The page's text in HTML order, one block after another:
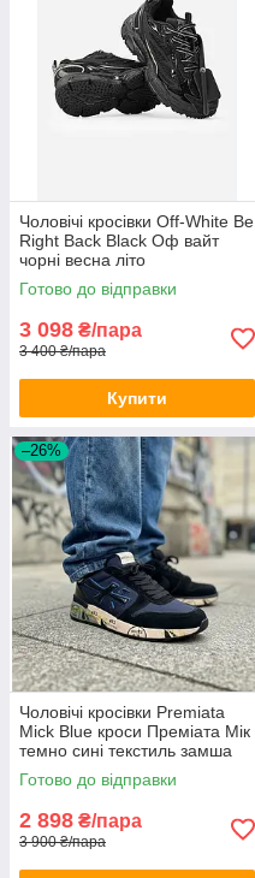
Чоловічі кросівки Off-White Be
Right Back Black Оф вайт
чорні весна літо
Готово до відправки
3 098 ₴/пара
3 400 ₴/пара
Купити
–26%
Чоловічі кросівки Premiata
Mick Blue кроси Преміата Мік
темно сині текстиль замша
демісезон весна осінь
Готово до відправки
2 898 ₴/пара
3 900 ₴/пара